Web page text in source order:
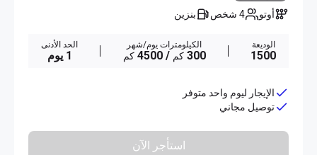
أوتو
4 شخص بنزين
الوديعة
1500
الكيلومترات يوم/شهر
300 كم / 4500 كم
الحد الأدنى
1 يوم
الإيجار ليوم واحد متوفر
توصيل مجاني
استأجر الآن